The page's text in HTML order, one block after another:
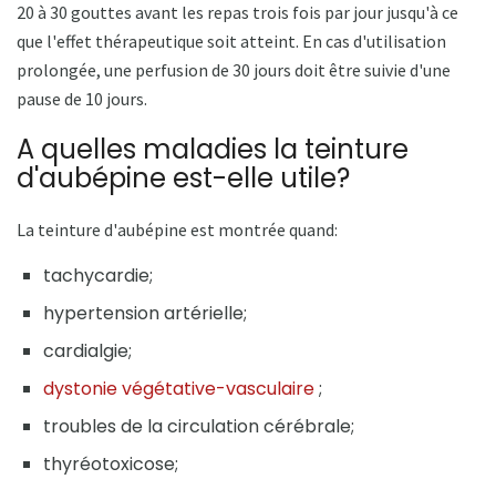
20 à 30 gouttes avant les repas trois fois par jour jusqu'à ce
que l'effet thérapeutique soit atteint. En cas d'utilisation
prolongée, une perfusion de 30 jours doit être suivie d'une
pause de 10 jours.
A quelles maladies la teinture
d'aubépine est-elle utile?
La teinture d'aubépine est montrée quand:
tachycardie;
hypertension artérielle;
cardialgie;
dystonie végétative-vasculaire;
troubles de la circulation cérébrale;
thyréotoxicose;